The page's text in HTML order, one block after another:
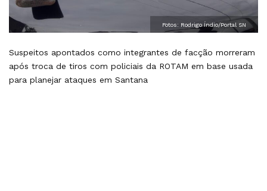
Fotos: Rodrigo Índio/Portal SN
Suspeitos apontados como integrantes de facção morreram
após troca de tiros com policiais da ROTAM em base usada
para planejar ataques em Santana